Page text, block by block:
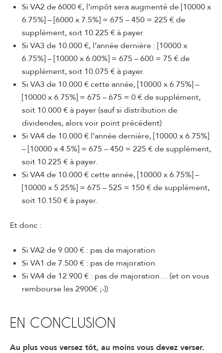
Si VA2 de 6000 €, l’impôt sera augmenté de [10000 x
6.75%] – [6000 x 7.5%] = 675 – 450 = 225 € de
supplément, soit 10.225 € à payer.
Si VA3 de 10.000 €, l’année dernière : [10000 x
6.75%] – [10000 x 6.00%] = 675 – 600 = 75 € de
supplément, soit 10.075 € à payer.
Si VA3 de 10.000 € cette année, [10000 x 6.75%] –
[10000 x 6.75%] = 675 – 675 = 0 € de supplément,
soit 10.000 € à payer (sauf si distribution de
dividendes, alors voir point précédent).
Si VA4 de 10.000 € l’année dernière, [10000 x 6.75%]
– [10000 x 4.5%] = 675 – 450 = 225 € de supplément,
soit 10.225 € à payer.
Si VA4 de 10.000 € cette année, [10000 x 6.75%] –
[10000 x 5.25%] = 675 – 525 = 150 € de supplément,
soit 10.150 € à payer.
Et donc :
Si VA2 de 9.000 € : pas de majoration
Si VA1 de 7.500 € : pas de majoration.
Si VA4 de 12.900 € : pas de majoration… (et on vous
rembourse les 2900€ ;-))
EN CONCLUSION
Au plus vous versez tôt, au moins vous devez verser.